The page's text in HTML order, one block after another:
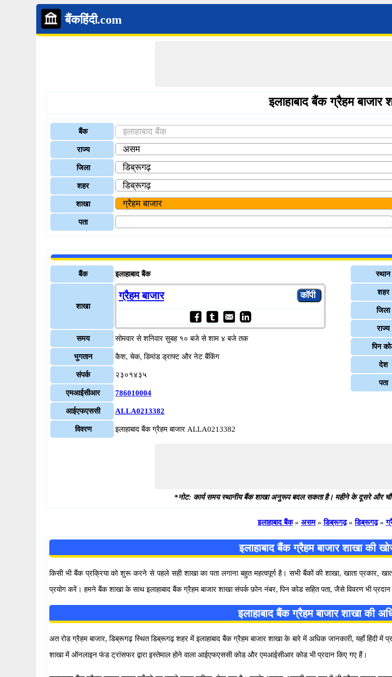
बैंकहिंदी.com
इलाहाबाद बैंक ग्रैहम बाजार
बैंक
राज्य
जिला
शहर
शाखा
पता
बैंक इलाहाबाद बैंक
शाखा
ग्रैहम बाजार
समय सोमवार से शनिवार सुबह १० बजे से शाम ४ बजे तक
भुगतान कैश, चेक, डिमांड ड्राफ्ट और नेट बैंकिंग
संपर्क २३०१४३५
एमआईसीआर 786010004
आईएफएससी ALLA0213382
विवरण इलाहाबाद बैंक ग्रैहम बाजार ALLA0213382
स्थान
शहर
जिला
राज्य
पिन
देश
पता
*नोट: कार्य समय स्थानीय बैंक शाखा अनुरूप बदल सकता है। महीने के दूसरे और
इलाहाबाद बैंक » असम » डिब्रूगढ़ » डिब्रूगढ़ »
इलाहाबाद बैंक ग्रैहम बाजार शाखा की
किसी भी बैंक प्रक्रिया को शुरू करने से पहले सही शाखा का पता लगाना बहुत महत्वपूर्ण है। सभी बैंकों की शाखा, खाता
प्रयोग करें। हमने बैंक शाखा के साथ इलाहाबाद बैंक ग्रैहम बाजार शाखा संपर्क फ़ोन नंबर, पिन कोड सहित पता, जैसे विवरण भी प्रदान
इलाहाबाद बैंक ग्रैहम बाजार शाखा की
अत रोड ग्रैहम बाजार, डिब्रूगढ़ स्थित डिब्रूगढ़ शहर में इलाहाबाद बैंक ग्रैहम बाजार शाखा के बारे में अधिक जानकारी, यहाँ हिंदी में
शाखा में ऑनलाइन फंड ट्रांसफर द्वारा इस्तेमाल होने वाला आईएफएससी कोड और एमआईसीआर कोड भी प्रदान किए गए हैं।